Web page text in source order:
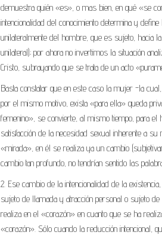
demuestra quién «es», o mas bien, en qué «se
intencionalidad del conocimiento determina y
unilateralmente del hombre, que es sujeto, hacia
unilateral); por ahora no invertimos la situación
Cristo, subrayando que se trata de un acto
Basta constatar que en este caso la mujer -la
por el mismo motivo, exista «para ella» queda
femenino», se convierte, al mismo tiempo, para el
satisfacción de la necesidad sexual inherente a
«mirada», en él se realiza ya un cambio
cambio tan profundo, no tendrían sentido las
2. Ese cambio de la intencionalidad de la
sujeto de llamada y atracción personal o sujeto
realiza en el «corazón» en cuanto que se ha
«corazón». Sólo cuando la reducción intencional,